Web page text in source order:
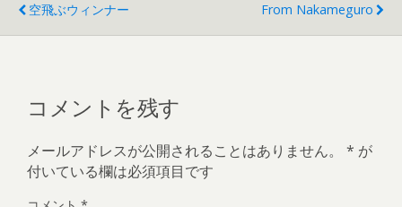
空飛ぶウィンナー
From Nakameguro
コメントを残す
メールアドレスが公開されることはありません。 * が
付いている欄は必須項目です